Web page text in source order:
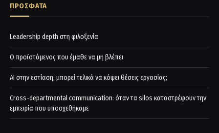
ΠΡΟΣΦΑΤΑ
Leadership depth στη φιλοξενία
Ο προϊστάμενος που έμαθε να μη βλέπει
AI στην εστίαση, μπορεί τελικά να κόψει θέσεις εργασίας;
Cross-departmental communication: όταν τα silos καταστρέφουν την
εμπειρία που υποσχεθήκαμε